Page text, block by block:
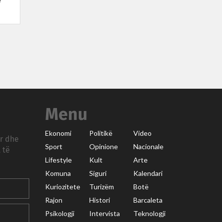
dhe
të
Menu
Ekonomi Politikë
Video
Sport
Opinione
Nacionale
Lifestyle
Kult
Arte
Komuna
Siguri
Kalendari
Kuriozitete
Turizëm
Botë
Rajon
Histori
Barcaleta
Psikologji
Intervista Teknologji